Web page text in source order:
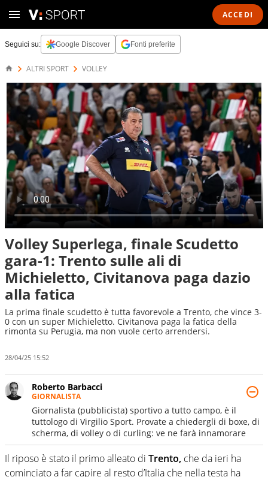
ACCEDI
Seguici su: Google Discover Fonti preferite
ALTRI SPORT VOLLEY
Volley Superlega, finale Scudetto
gara-1: Trento sulle ali di
Michieletto, Civitanova paga dazio
alla fatica
La prima finale scudetto è tutta favorevole a Trento, che vince 3-
0 con un super Michieletto. Civitanova paga la fatica della
rimonta su Perugia, ma non vuole certo arrendersi.
28/04/25 15:52
Roberto Barbacci
GIORNALISTA
Giornalista (pubblicista) sportivo a tutto campo, è il
tuttologo di Virgilio Sport. Provate a chiedergli di boxe, di
scherma, di volley o di curling: ve ne farà innamorare
Il riposo è stato il primo alleato di Trento, che da ieri ha
cominciato a far capire al resto d’Italia che nella testa ha